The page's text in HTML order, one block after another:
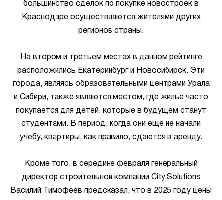
большинство сделок по покупке новостроек в
Краснодаре осуществляются жителями других
регионов страны.
На втором и третьем местах в данном рейтинге
расположились Екатеринбург и Новосибирск. Эти
города, являясь образовательными центрами Урала
и Сибири, также являются местом, где жилье часто
покупается для детей, которые в будущем станут
студентами. В период, когда они еще не начали
учебу, квартиры, как правило, сдаются в аренду.
Кроме того, в середине февраля генеральный
директор строительной компании City Solutions
Василий Тимофеев предсказал, что в 2025 году цены